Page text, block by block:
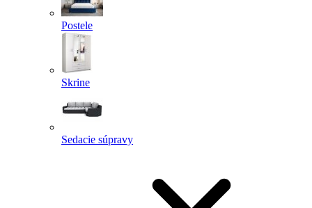
Postele
Skrine
Sedacie súpravy